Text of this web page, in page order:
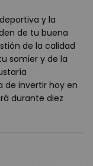
y la
de tu buena
de la calidad
somier y de la
de invertir hoy en
durante diez